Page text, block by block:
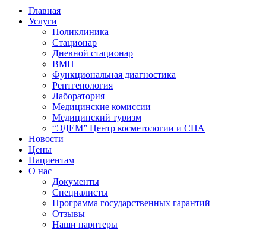
Главная
Услуги
Поликлиника
Стационар
Дневной стационар
ВМП
Функциональная диагностика
Рентгенология
Лаборатория
Медицинские комиссии
Медицинский туризм​
“ЭДЕМ” Центр косметологии и СПА
Новости
Цены
Пациентам
О нас
Документы
Специалисты
Программа государственных гарантий
Отзывы
Наши парнтеры